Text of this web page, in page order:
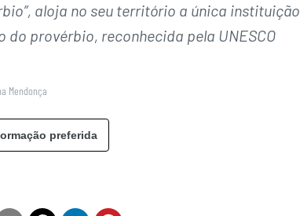
aloja no seu território a única instituição
provérbio, reconhecida pela UNESCO
Mendonça
preferida